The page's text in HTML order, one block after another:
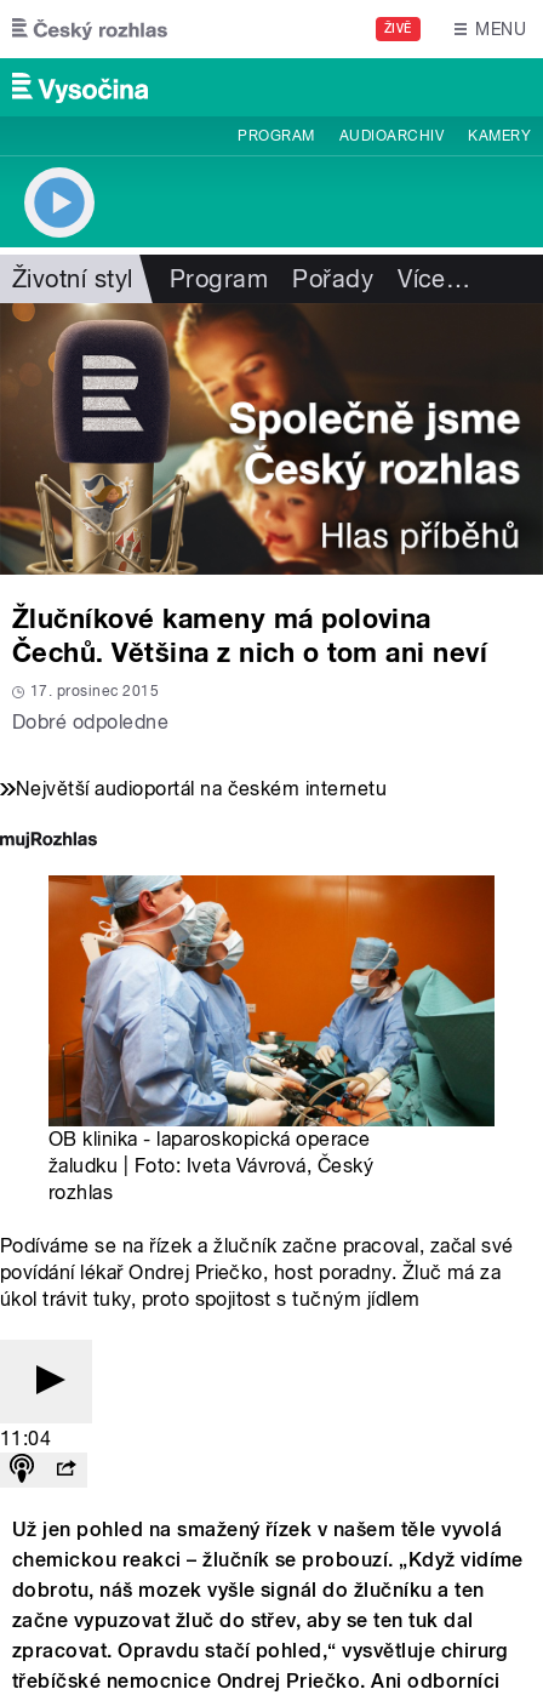
Přejít k hlavnímu obsahu
ŽIVĚ MENU
PROGRAM AUDIOARCHIV KAMERY
Životní styl Program Pořady Více…
Žlučníkové kameny má polovina
Čechů. Většina z nich o tom ani neví
17. prosinec 2015
Dobré odpoledne
Největší audioportál na českém internetu
OB klinika - laparoskopická operace
žaludku | Foto: Iveta Vávrová, Český
rozhlas
Podíváme se na řízek a žlučník začne pracoval, začal své
povídání lékař Ondrej Priečko, host poradny. Žluč má za
úkol trávit tuky, proto spojitost s tučným jídlem
11:04
Už jen pohled na smažený řízek v našem těle vyvolá
chemickou reakci – žlučník se probouzí. „Když vidíme
dobrotu, náš mozek vyšle signál do žlučníku a ten
začne vypuzovat žluč do střev, aby se ten tuk dal
zpracovat. Opravdu stačí pohled,“ vysvětluje chirurg
třebíčské nemocnice Ondrej Priečko. Ani odborníci